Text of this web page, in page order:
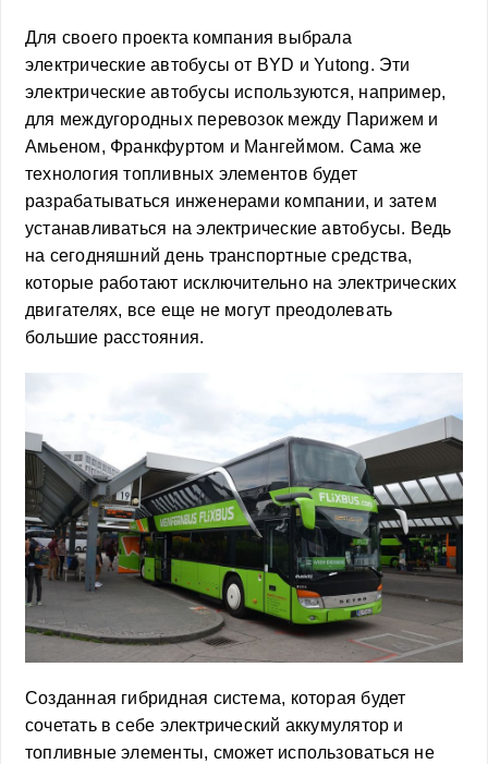
Для своего проекта компания выбрала
электрические автобусы от BYD и Yutong. Эти
электрические автобусы используются, например,
для междугородных перевозок между Парижем и
Амьеном, Франкфуртом и Мангеймом. Сама же
технология топливных элементов будет
разрабатываться инженерами компании, и затем
устанавливаться на электрические автобусы. Ведь
на сегодняшний день транспортные средства,
которые работают исключительно на электрических
двигателях, все еще не могут преодолевать
большие расстояния.
Созданная гибридная система, которая будет
сочетать в себе электрический аккумулятор и
топливные элементы, сможет использоваться не